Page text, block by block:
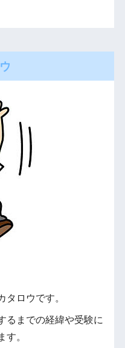
タロウです。
るまでの経緯や受験に
す。